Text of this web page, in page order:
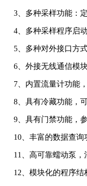
3、多种采样功能：
4、多种采样程序启
5、多种对外接口方
6、外接无线通信模
7、内置流量计功能
8、具有冷藏功能，
9、具有门禁功能，
10、丰富的数据查询
11、高可靠蠕动泵
12、模块化的程序